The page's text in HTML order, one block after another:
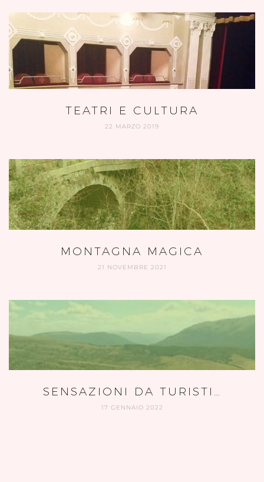
TEATRI E CULTURA
22 MARZO 2019
MONTAGNA MAGICA
21 NOVEMBRE 2021
SENSAZIONI DA TURISTI…
17 GENNAIO 2022